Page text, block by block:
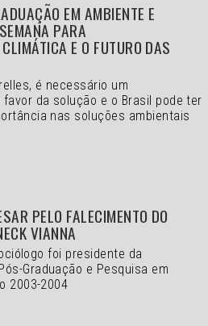
EM AMBIENTE E
PARA
E O FUTURO DAS
é necessário um
da solução e o Brasil pode ter
nas soluções ambientais
PELO FALECIMENTO DO
VIANNA
foi presidente da
Graduação e Pesquisa em
2003-2004